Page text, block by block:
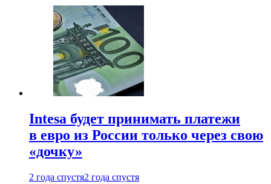
Intesa будет принимать платежи
в евро из России только через свою
«дочку»
2 года спустя2 года спустя